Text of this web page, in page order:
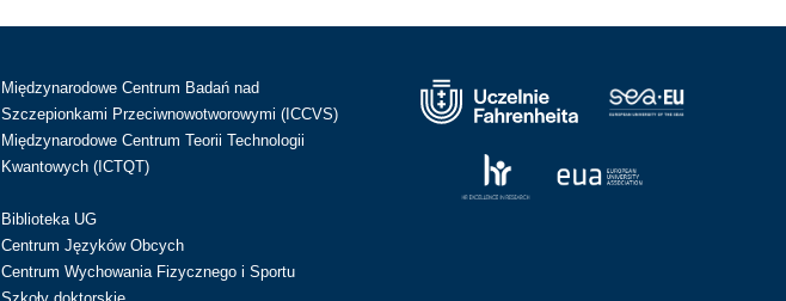
Międzynarodowe Centrum Badań nad
Szczepionkami Przeciwnowotworowymi (ICCVS)
Międzynarodowe Centrum Teorii Technologii
Kwantowych (ICTQT)
Biblioteka UG
Centrum Języków Obcych
Centrum Wychowania Fizycznego i Sportu